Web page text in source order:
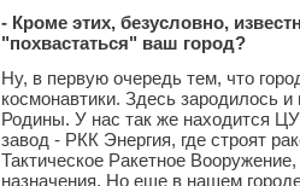
- Кроме этих, безусловно,
"похвастаться" ваш город?
Ну, в первую очередь тем, что
космонавтики. Здесь зародилось
Родины. У нас так же находится
завод - РКК Энергия, где строят
Тактическое Ракетное
назначения. Но еще в нашем